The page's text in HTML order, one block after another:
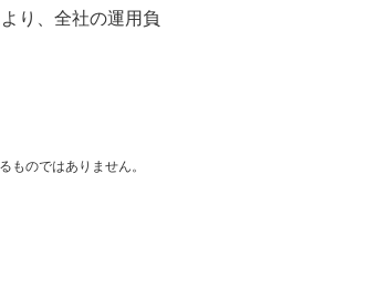
り、全社の運用負
ものではありません。